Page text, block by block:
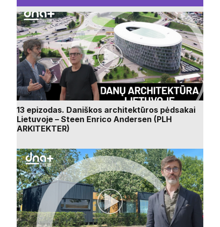
13 epizodas. Daniškos architektūros pėdsakai
Lietuvoje – Steen Enrico Andersen (PLH
ARKITEKTER)